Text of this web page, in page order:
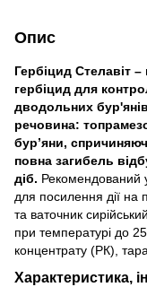
Опис
Гербіцид Стелавіт
гербіцид для
дводольних
речовина:
бур’яни,
повна загибель
діб. Рекомендований
для посилення дії
та ваточник
при температурі до
концентрату (РК),
Характеристика,